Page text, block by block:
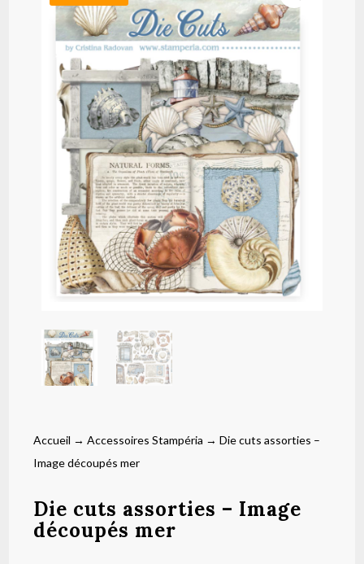
Accueil →Accessoires Stampéria → Die cuts assorties –
Image découpés mer
Die cuts assorties – Image
découpés mer